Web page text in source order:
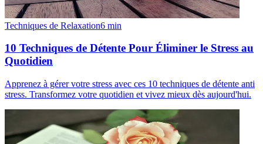
Techniques de Relaxation6 min
10 Techniques de Détente Pour Éliminer le Stress au
Quotidien
Apprenez à gérer votre stress avec ces 10 techniques de détente anti
stress. Transformez votre quotidien et vivez mieux dès aujourd'hui.